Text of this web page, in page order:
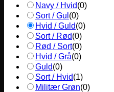
Navy / Hvid(0)
Sort / Gul (0)
Hvid / Guld(0)
Sort / Rød(0)
Rød / Sort(0)
Hvid / Grå(0)
Guld(0)
Sort / Hvid(1)
Militær Grøn(0)